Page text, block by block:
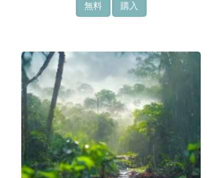
無料 購入